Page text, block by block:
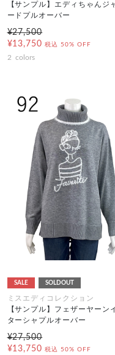
【サンプル】エディちゃんジ
ードプルオーバー
¥27,500
¥13,750 税込 50% OFF
2 colors
SALE SOLDOUT
ミスエディコレクション
【サンプル】フェザーヤーン
ターシャプルオーバー
¥27,500
¥13,750 税込 50% OFF